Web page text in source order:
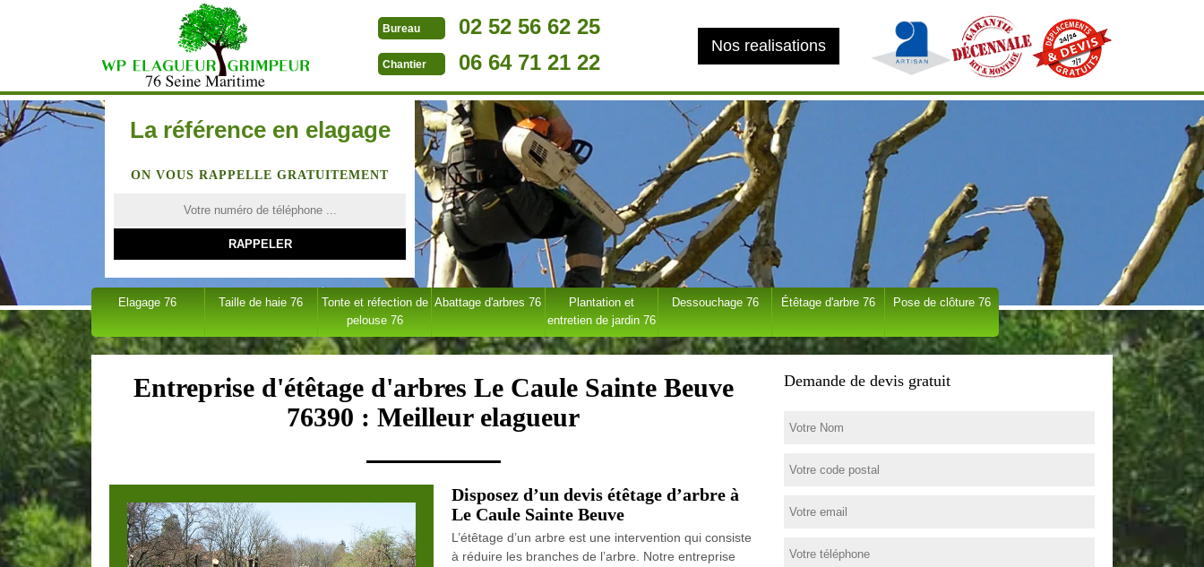
Bureau 02 52 56 62 25
Chantier 06 64 71 21 22
Nos realisations
La référence en elagage
ON VOUS RAPPELLE GRATUITEMENT
Elagage 76 Taille de haie 76
Tonte et réfection de
pelouse 76
Abattage d'arbres 76
Plantation et
entretien de jardin 76
Dessouchage 76 Étêtage d'arbre 76 Pose de clôture 76
Entreprise d'étêtage d'arbres Le Caule Sainte Beuve
76390 : Meilleur elagueur
Disposez d’un devis étêtage d’arbre à
Le Caule Sainte Beuve
L’étêtage d’un arbre est une intervention qui consiste
à réduire les branches de l’arbre. Notre entreprise
Demande de devis gratuit